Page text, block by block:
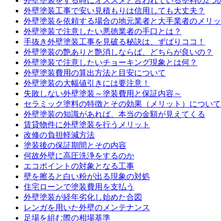
外壁塗装工事で安い見積もりは信用しても大丈夫？
外壁塗装を依頼する場合の地元業者と大手業者のメリ
外壁塗装で注意したい悪徳業者の手口とは？
手抜き外壁塗装工事を見破る秘訣は、ずばりココ！
外壁塗装の艶ありと艶消しならば、どちらが良いの？
外壁塗装で注意したいチョーキング現象とは何？
外壁塗装費用の算出方法と目安について
外壁塗装の大幅値引きには要注意！
失敗しない外壁塗装～塗装費用と保証内容～
セラミック塗料の特徴とその効果（メリット）について
外壁塗装の知識があれば、本当の金額が見えてくる
賃貸物件に外壁塗装を行うメリット
改修の負担軽減方法
塗装後の保証期間とその内容
何故外壁に高圧洗浄をするのか
エコポイントの対象となる工事
壁を擦ると白い粉が出る現象の対処
住宅ローンで塗装費用を支払う
外壁塗装が経年劣化し始めた合図
レンガを用いた外壁のメンテナンス
足場を組む際の相場基準